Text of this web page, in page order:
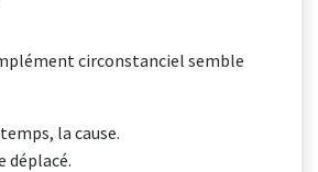
circonstanciel semble
la cause.
déplacé.